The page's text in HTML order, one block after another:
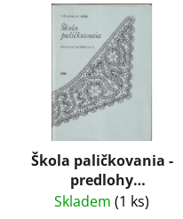
Škola paličkovania -
predlohy
paličkovania
Skladem (1 ks)